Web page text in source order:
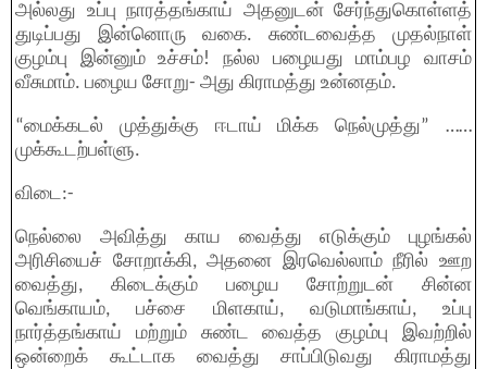
அல்லது உப்பு நாரத்தங்காய் அதனுடன் சேர்ந்துகொள்ளத்
துடிப்பது இன்னொரு வகை. சுண்டவைத்த முதல்நாள்
குழம்பு இன்னும் உச்சம்! நல்ல பழையது மாம்பழ வாசம்
வீசுமாம். பழைய சோறு- அது கிராமத்து உன்னதம்.
“மைக்கடல் முத்துக்கு ஈடாய் மிக்க நெல்முத்து” ……
முக்கூடற்பள்ளு.
விடை:-
நெல்லை அவித்து காய வைத்து எடுக்கும் புழங்கல்
அரிசியைச் சோறாக்கி, அதனை இரவெல்லாம் நீரில் ஊற
வைத்து, கிடைக்கும் பழைய சோற்றுடன் சின்ன
வெங்காயம், பச்சை மிளகாய், வடுமாங்காய், உப்பு
நார்த்தங்காய் மற்றும் சுண்ட வைத்த குழம்பு இவற்றில்
ஒன்றைக் கூட்டாக வைத்து சாப்பிடுவது கிராமத்து